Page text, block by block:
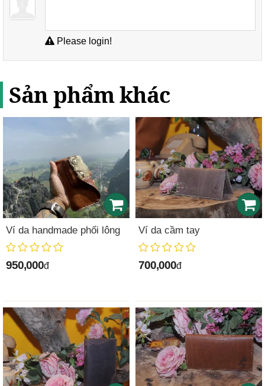
Please login!
Sản phẩm khác
Ví da handmade phối lông
950,000đ
Ví da cầm tay
700,000đ